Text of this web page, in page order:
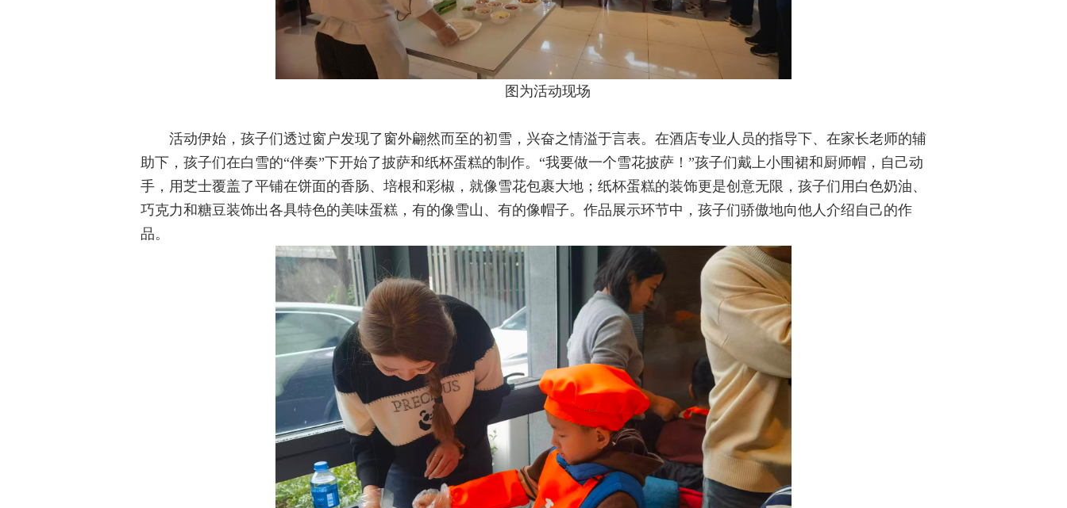
图为活动现场
活动伊始，孩子们透过窗户发现了窗外翩然而至的初雪，兴奋之情溢于言表。在酒店专业人员的指导下、在家长老师的辅
助下，孩子们在白雪的“伴奏”下开始了披萨和纸杯蛋糕的制作。 “我要做一个雪花披萨！”孩子们戴上小围裙和厨师帽，自己动
手，用芝士覆盖了平铺在饼面的香肠、培根和彩椒，就像雪花包裹大地；纸杯蛋糕的装饰更是创意无限，孩子们用白色奶油、
巧克力和糖豆装饰出各具特色的美味蛋糕，有的像雪山、有的像帽子。作品展示环节中，孩子们骄傲地向他人介绍自己的作
品。